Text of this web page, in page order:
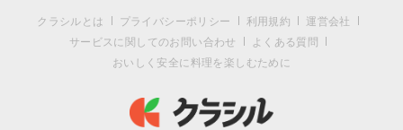
クラシルとは プライバシーポリシー 利用規約
運営会社
サービスに関してのお問い合わせ
よくある質問
おいしく安全に料理を楽しむために